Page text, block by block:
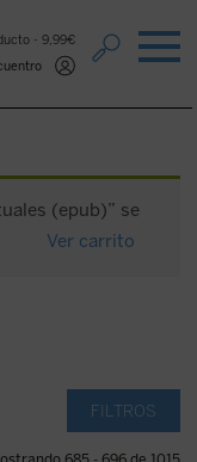
9,99€
(epub)” se
Ver carrito
FILTROS